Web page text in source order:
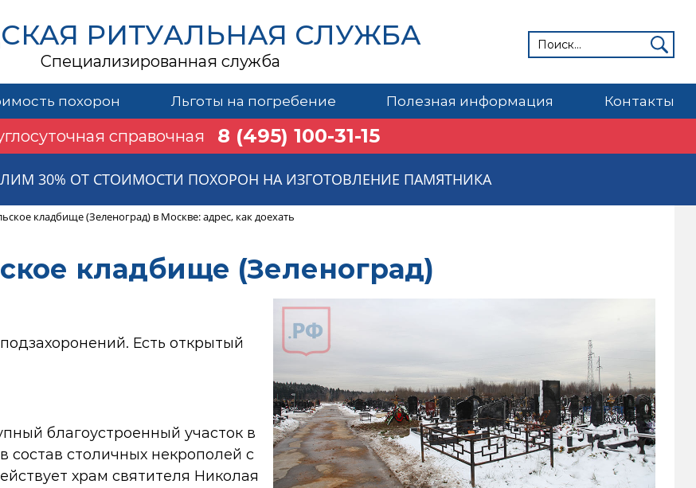
РИТУАЛЬНАЯ СЛУЖБА
Специализированная служба
похорон Льготы на погребение Полезная информация Контакты
справочная 8 (495) 100-31-15
30% ОТ СТОИМОСТИ ПОХОРОН НА ИЗГОТОВЛЕНИЕ ПАМЯТНИКА
кладбище (Зеленоград) в Москве: адрес, как доехать
кладбище (Зеленоград)
Есть открытый
благоустроенный участок в
столичных некрополей с
храм святителя Николая